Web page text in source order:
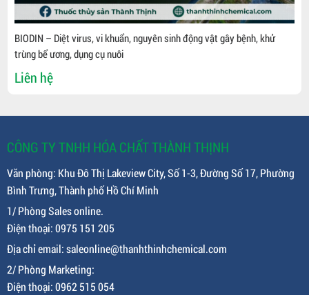
BIODIN – Diệt virus, vi khuẩn, nguyên sinh động vật gây bệnh, khử
trùng bể ương, dụng cụ nuôi
Liên hệ
CÔNG TY TNHH HÓA CHẤT THÀNH THỊNH
Văn phòng: Khu Đô Thị Lakeview City, Số 1-3, Đường Số 17, Phường
Bình Trưng, Thành phố Hồ Chí Minh
1/ Phòng Sales online.
Điện thoại: 0975 151 205
Địa chỉ email: saleonline@thanhthinhchemical.com
2/ Phòng Marketing:
Điện thoại: 0962 515 054